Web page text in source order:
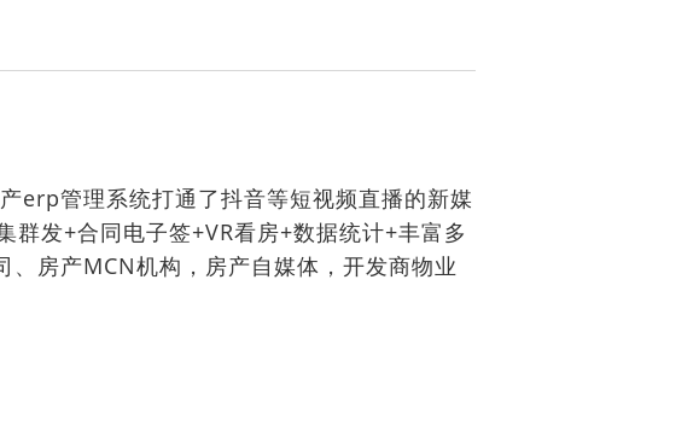
erp管理系统打通了抖音等短视频直播的新媒
发+合同电子签+VR看房+数据统计+丰富多
房产MCN机构，房产自媒体，开发商物业